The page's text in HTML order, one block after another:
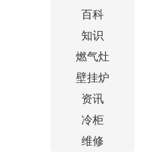
百科
知识
燃气灶
壁挂炉
资讯
冷柜
维修